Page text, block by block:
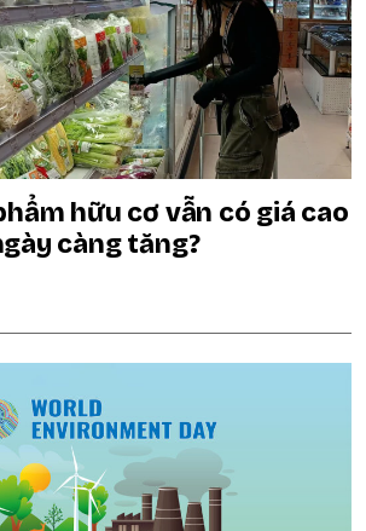
hữu cơ vẫn có giá cao
càng tăng?